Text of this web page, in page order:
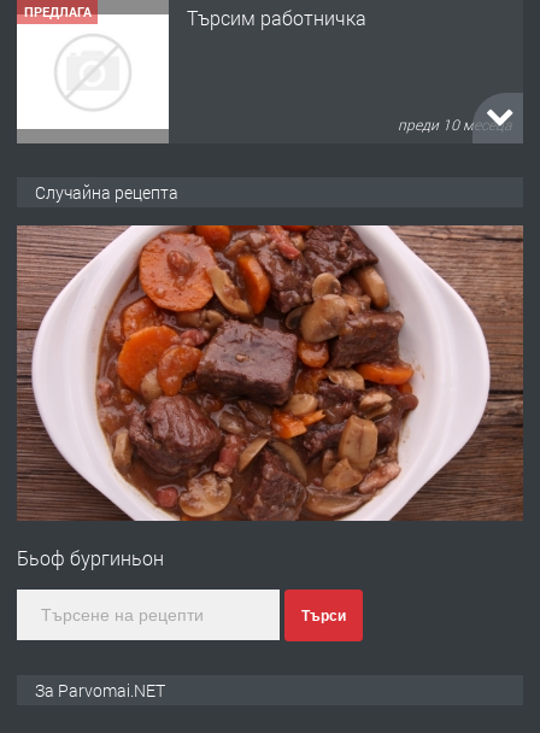
ПРЕДЛАГА Търсим работничка
преди 10 месеца
преди 1 година
ПРЕДЛАГА Работа за общи работници
преди 1 година
ПРЕДЛАГА
Първи поход "По стъпките на Ангел
Случайна рецепта
Бьоф бургиньон
Търси
За Parvomai.NET